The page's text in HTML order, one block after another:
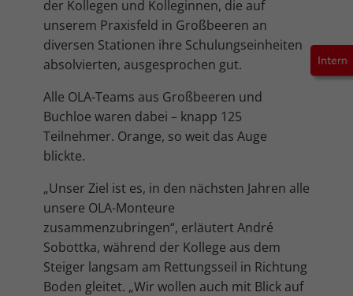
der Kollegen und Kolleginnen, die auf
unserem Praxisfeld in Großbeeren an
diversen Stationen ihre Schulungseinheiten
absolvierten, ausgesprochen gut.
Alle OLA-Teams aus Großbeeren und
Buchloe waren dabei – knapp 125
Teilnehmer. Orange, so weit das Auge
blickte.
„Unser Ziel ist es, in den nächsten Jahren alle
unsere OLA-Monteure
zusammenzubringen“, erläutert André
Sobottka, während der Kollege aus dem
Steiger langsam am Rettungsseil in Richtung
Boden gleitet. „Wir wollen auch mit Blick auf